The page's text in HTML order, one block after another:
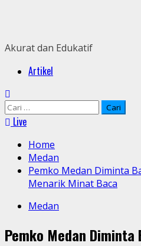
Akurat dan Edukatif
PrimaryArtikel
Cari
untuk:
Live
Home
Medan
Pemko Medan Diminta
Menarik Minat Baca
Medan
Pemko Medan Diminta